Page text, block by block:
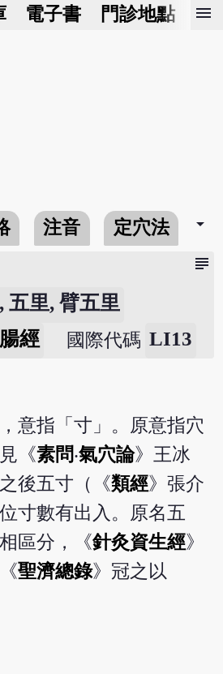
電子書 門診地點 預
menu
注音 定穴法 arrow_drop_down
subject
五里, 臂五里
經 國際代碼 LI13
意指「寸」。原意指穴
《素問‧氣穴論》王冰
後五寸（《類經》張介
寸數有出入。原名五
區分，《針灸資生經》
聖濟總錄》冠之以